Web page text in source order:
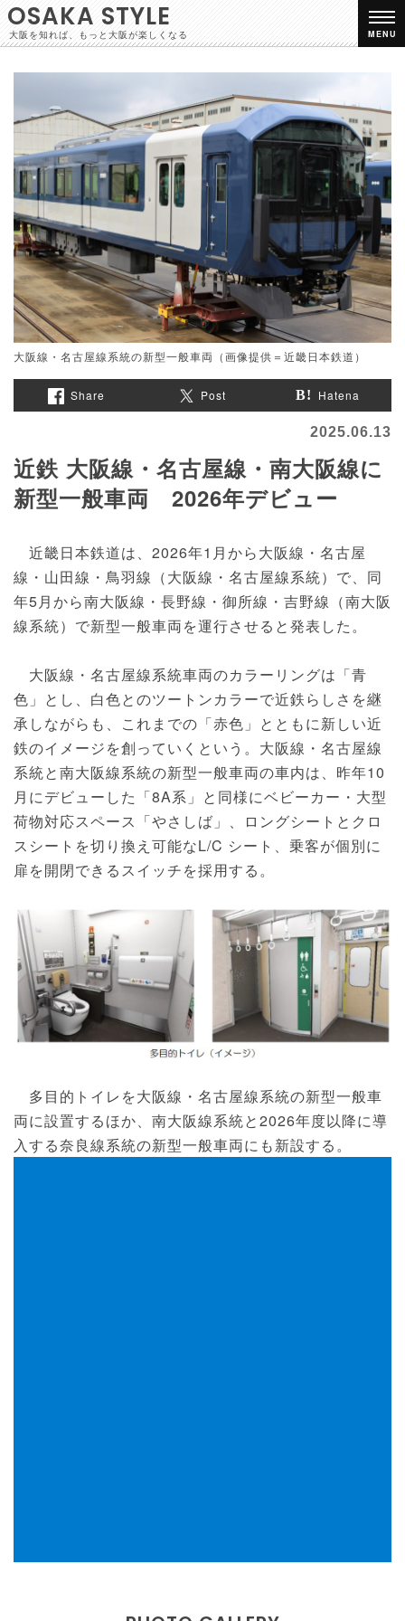
OSAKA STYLE
大阪を知れば、もっと大阪が楽しくなる MENU
大阪線・名古屋線系統の新型一般車両（画像提供＝近畿日本鉄道）
Share Post Hatena
2025.06.13
近鉄 大阪線・名古屋線・南大阪線に
新型一般車両 2026年デビュー
近畿日本鉄道は、2026年1月から大阪線・名古屋
線・山田線・鳥羽線（大阪線・名古屋線系統）で、同
年5月から南大阪線・長野線・御所線・吉野線（南大阪
線系統）で新型一般車両を運行させると発表した。
大阪線・名古屋線系統車両のカラーリングは「青
色」とし、白色とのツートンカラーで近鉄らしさを継
承しながらも、これまでの「赤色」とともに新しい近
鉄のイメージを創っていくという。大阪線・名古屋線
系統と南大阪線系統の新型一般車両の車内は、昨年10
月にデビューした「8A系」と同様にベビーカー・大型
荷物対応スペース「やさしば」、ロングシートとクロ
スシートを切り換え可能なL/C シート、乗客が個別に
扉を開閉できるスイッチを採用する。
多目的トイレを大阪線・名古屋線系統の新型一般車
両に設置するほか、南大阪線系統と2026年度以降に導
入する奈良線系統の新型一般車両にも新設する。